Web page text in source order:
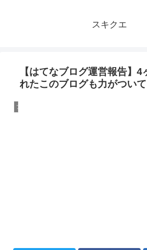
スキクエ
【はてなブログ運営報告】4
れたこのブログも力がついて
ブログ運営